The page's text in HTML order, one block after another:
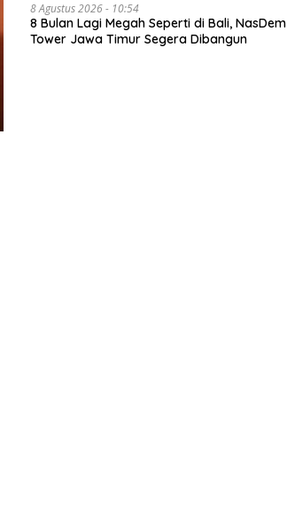
8 Agustus 2026 - 10:54
8 Bulan Lagi Megah Seperti di Bali, NasDem
Tower Jawa Timur Segera Dibangun